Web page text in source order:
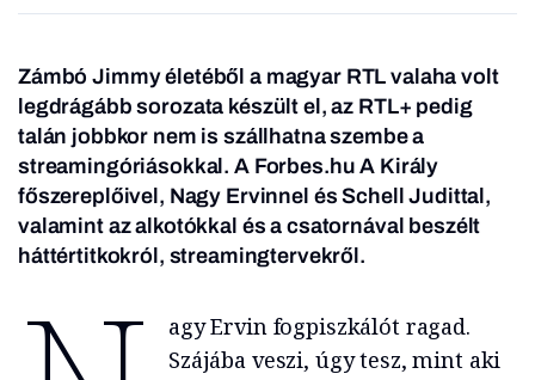
Zámbó Jimmy életéből a magyar RTL valaha volt
legdrágább sorozata készült el, az RTL+ pedig
talán jobbkor nem is szállhatna szembe a
streamingóriásokkal. A Forbes.huA Király
főszereplőivel, Nagy Ervinnel és Schell Judittal,
valamint az alkotókkal és a csatornával beszélt
háttértitkokról, streamingtervekről.
agy Ervin fogpiszkálót ragad.
Szájába veszi, úgy tesz, mint aki